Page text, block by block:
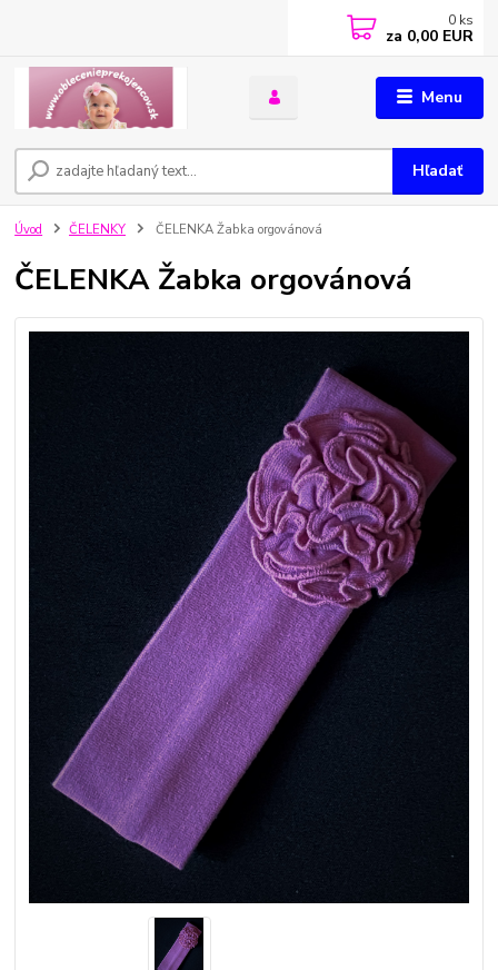
Menu
Hľadať
0 ks
za 0,00 EUR
Úvod ČELENKY ČELENKA Žabka orgovánová
ČELENKA Žabka orgovánová